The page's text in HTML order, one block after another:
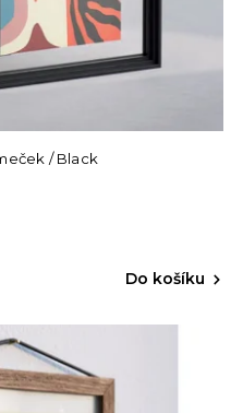
/ Black
Do košíku